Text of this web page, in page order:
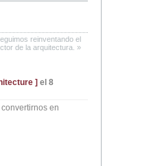
reinventando el
de la arquitectura. »
] el 8
en